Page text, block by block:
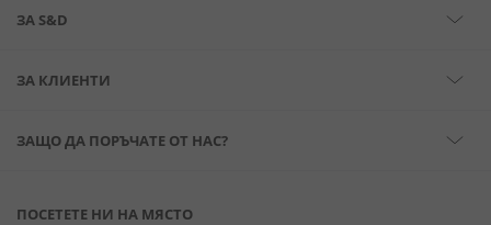
ЗА S&D
ЗА КЛИЕНТИ
ЗАЩО ДА ПОРЪЧАТЕ ОТ НАС?
ПОСЕТЕТЕ НИ НА МЯСТО